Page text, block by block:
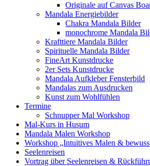
Originale auf Canvas
Mandala Energiebilder
Chakra Mandala Bilder
monochrome Mandala
Krafttiere Mandala Bilder
Spirituelle Mandala Bilder
FineArt Kunstdrucke
2er Sets Kunstdrucke
Mandala Aufkleber Fensterbild
Mandalas zum Ausdrucken
Kunst zum Wohlfühlen
Termine
Schnupper Mal Workshop
Mal-Kurs in Husum
Mandala Malen Workshop
Workshop „Intuitives Malen &
Seelenreisen
Vortrag über Seelenreisen &